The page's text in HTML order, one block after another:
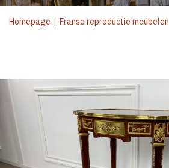
Homepage | Franse reproductie meubelen